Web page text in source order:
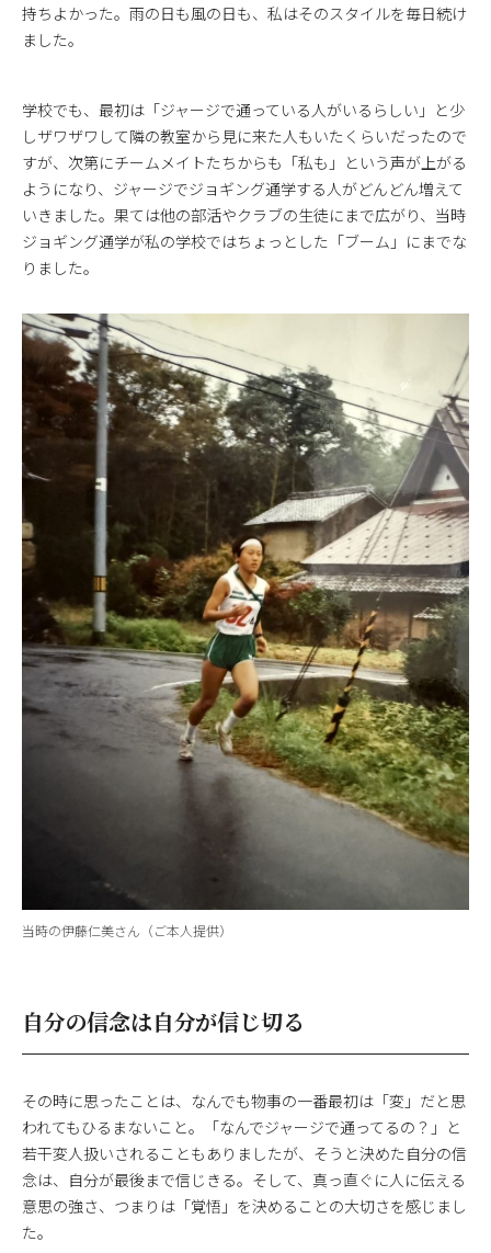
持ちよかった。雨の日も風の日も、私はそのスタイルを毎日続け
ました。
学校でも、最初は「ジャージで通っている人がいるらしい」と少
しザワザワして隣の教室から見に来た人もいたくらいだったので
すが、次第にチームメイトたちからも「私も」という声が上がる
ようになり、ジャージでジョギング通学する人がどんどん増えて
いきました。果ては他の部活やクラブの生徒にまで広がり、当時
ジョギング通学が私の学校ではちょっとした「ブーム」にまでな
りました。
当時の伊藤仁美さん（ご本人提供）
自分の信念は自分が信じ切る
その時に思ったことは、なんでも物事の一番最初は「変」だと思
われてもひるまないこと。「なんでジャージで通ってるの？」と
若干変人扱いされることもありましたが、そうと決めた自分の信
念は、自分が最後まで信じきる。そして、真っ直ぐに人に伝える
意思の強さ、つまりは「覚悟」を決めることの大切さを感じまし
た。